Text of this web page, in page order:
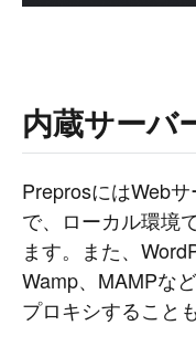
内蔵サーバ
PreprosにはWeb
で、ローカル環境
ます。また、
Wamp、MAMPな
プロキシすること